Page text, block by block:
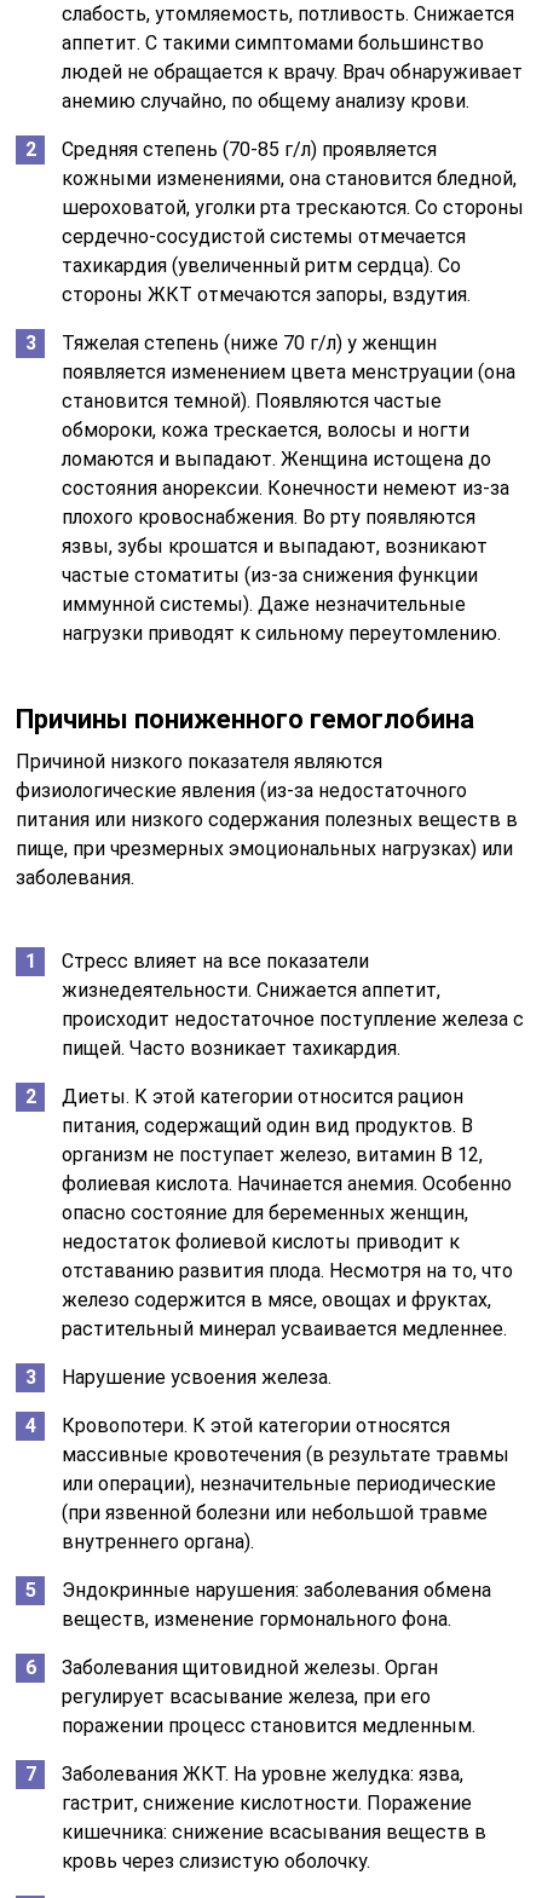
слабость, утомляемость, потливость. Снижается
аппетит. С такими симптомами большинство
людей не обращается к врачу. Врач обнаруживает
анемию случайно, по общему анализу крови.
Средняя степень (70-85 г/л) проявляется
кожными изменениями, она становится бледной,
шероховатой, уголки рта трескаются. Со стороны
сердечно-сосудистой системы отмечается
тахикардия (увеличенный ритм сердца). Со
стороны ЖКТ отмечаются запоры, вздутия.
Тяжелая степень (ниже 70 г/л) у женщин
появляется изменением цвета менструации (она
становится темной). Появляются частые
обмороки, кожа трескается, волосы и ногти
ломаются и выпадают. Женщина истощена до
состояния анорексии. Конечности немеют из-за
плохого кровоснабжения. Во рту появляются
язвы, зубы крошатся и выпадают, возникают
частые стоматиты (из-за снижения функции
иммунной системы). Даже незначительные
нагрузки приводят к сильному переутомлению.
Причины пониженного гемоглобина
Причиной низкого показателя являются
физиологические явления (из-за недостаточного
питания или низкого содержания полезных веществ в
пище, при чрезмерных эмоциональных нагрузках) или
заболевания.
Стресс влияет на все показатели
жизнедеятельности. Снижается аппетит,
происходит недостаточное поступление железа с
пищей. Часто возникает тахикардия.
Диеты. К этой категории относится рацион
питания, содержащий один вид продуктов. В
организм не поступает железо, витамин B 12,
фолиевая кислота. Начинается анемия. Особенно
опасно состояние для беременных женщин,
недостаток фолиевой кислоты приводит к
отставанию развития плода. Несмотря на то, что
железо содержится в мясе, овощах и фруктах,
растительный минерал усваивается медленнее.
Нарушение усвоения железа.
Кровопотери. К этой категории относятся
массивные кровотечения (в результате травмы
или операции), незначительные периодические
(при язвенной болезни или небольшой травме
внутреннего органа).
Эндокринные нарушения: заболевания обмена
веществ, изменение гормонального фона.
Заболевания щитовидной железы. Орган
регулирует всасывание железа, при его
поражении процесс становится медленным.
Заболевания ЖКТ. На уровне желудка: язва,
гастрит, снижение кислотности. Поражение
кишечника: снижение всасывания веществ в
кровь через слизистую оболочку.